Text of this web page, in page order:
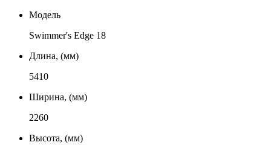
Модель
Swimmer's Edge 18
Длина, (мм)
5410
Ширина, (мм)
2260
Высота, (мм)